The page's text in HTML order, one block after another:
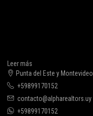
Leer más
Punta del Este y Montevideo
+59899170152
contacto@alpharealtors.uy
+59899170152